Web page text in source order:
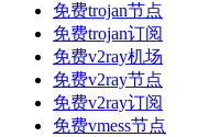
免费trojan节点
免费trojan订阅
免费v2ray机场
免费v2ray节点
免费v2ray订阅
免费vmess节点